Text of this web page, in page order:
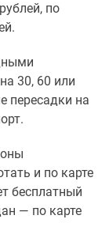
по
30, 60 или
пересадки на
и по карте
бесплатный
— по карте